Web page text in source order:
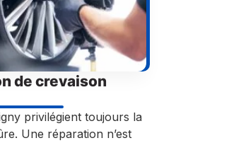
de crevaison
privilégient toujours la
Une réparation n’est